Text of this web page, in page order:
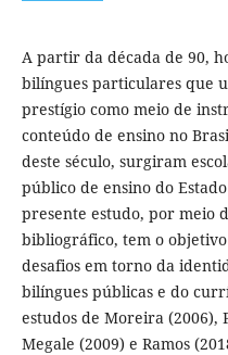
A partir da década de 90,
bilíngues particulares que
prestígio como meio de
conteúdo de ensino no
deste século, surgiram
público de ensino do
presente estudo, por meio
bibliográfico, tem o
desafios em torno da
bilíngues públicas e do
estudos de Moreira (2006),
Megale (2009) e Ramos